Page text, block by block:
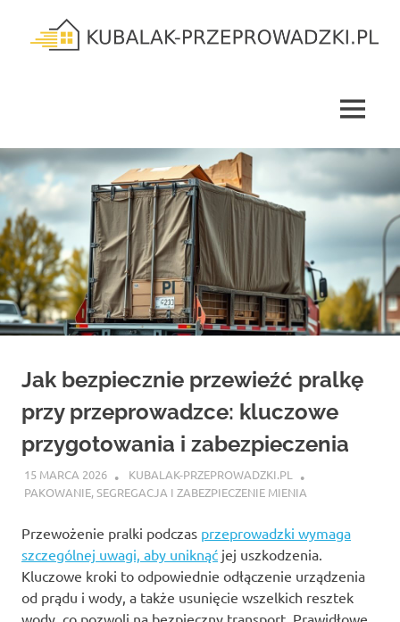
content
MENU
Jak bezpiecznie przewieźć pralkę
przy przeprowadzce: kluczowe
przygotowania i zabezpieczenia
15 MARCA 2026
KUBALAK-PRZEPROWADZKI.PL
PAKOWANIE, SEGREGACJA I ZABEZPIECZENIE MIENIA
Przewożenie pralki podczas przeprowadzki wymaga
szczególnej uwagi, aby uniknąć jej uszkodzenia.
Kluczowe kroki to odpowiednie odłączenie urządzenia
od prądu i wody, a także usunięcie wszelkich resztek
wody, co pozwoli na bezpieczny transport. Prawidłowe